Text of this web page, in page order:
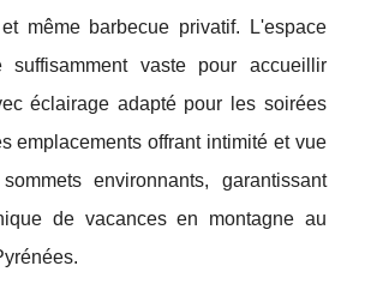
même barbecue privatif. L'espace
suffisamment vaste pour accueillir
éclairage adapté pour les soirées
emplacements offrant intimité et vue
environnants, garantissant
de vacances en montagne au